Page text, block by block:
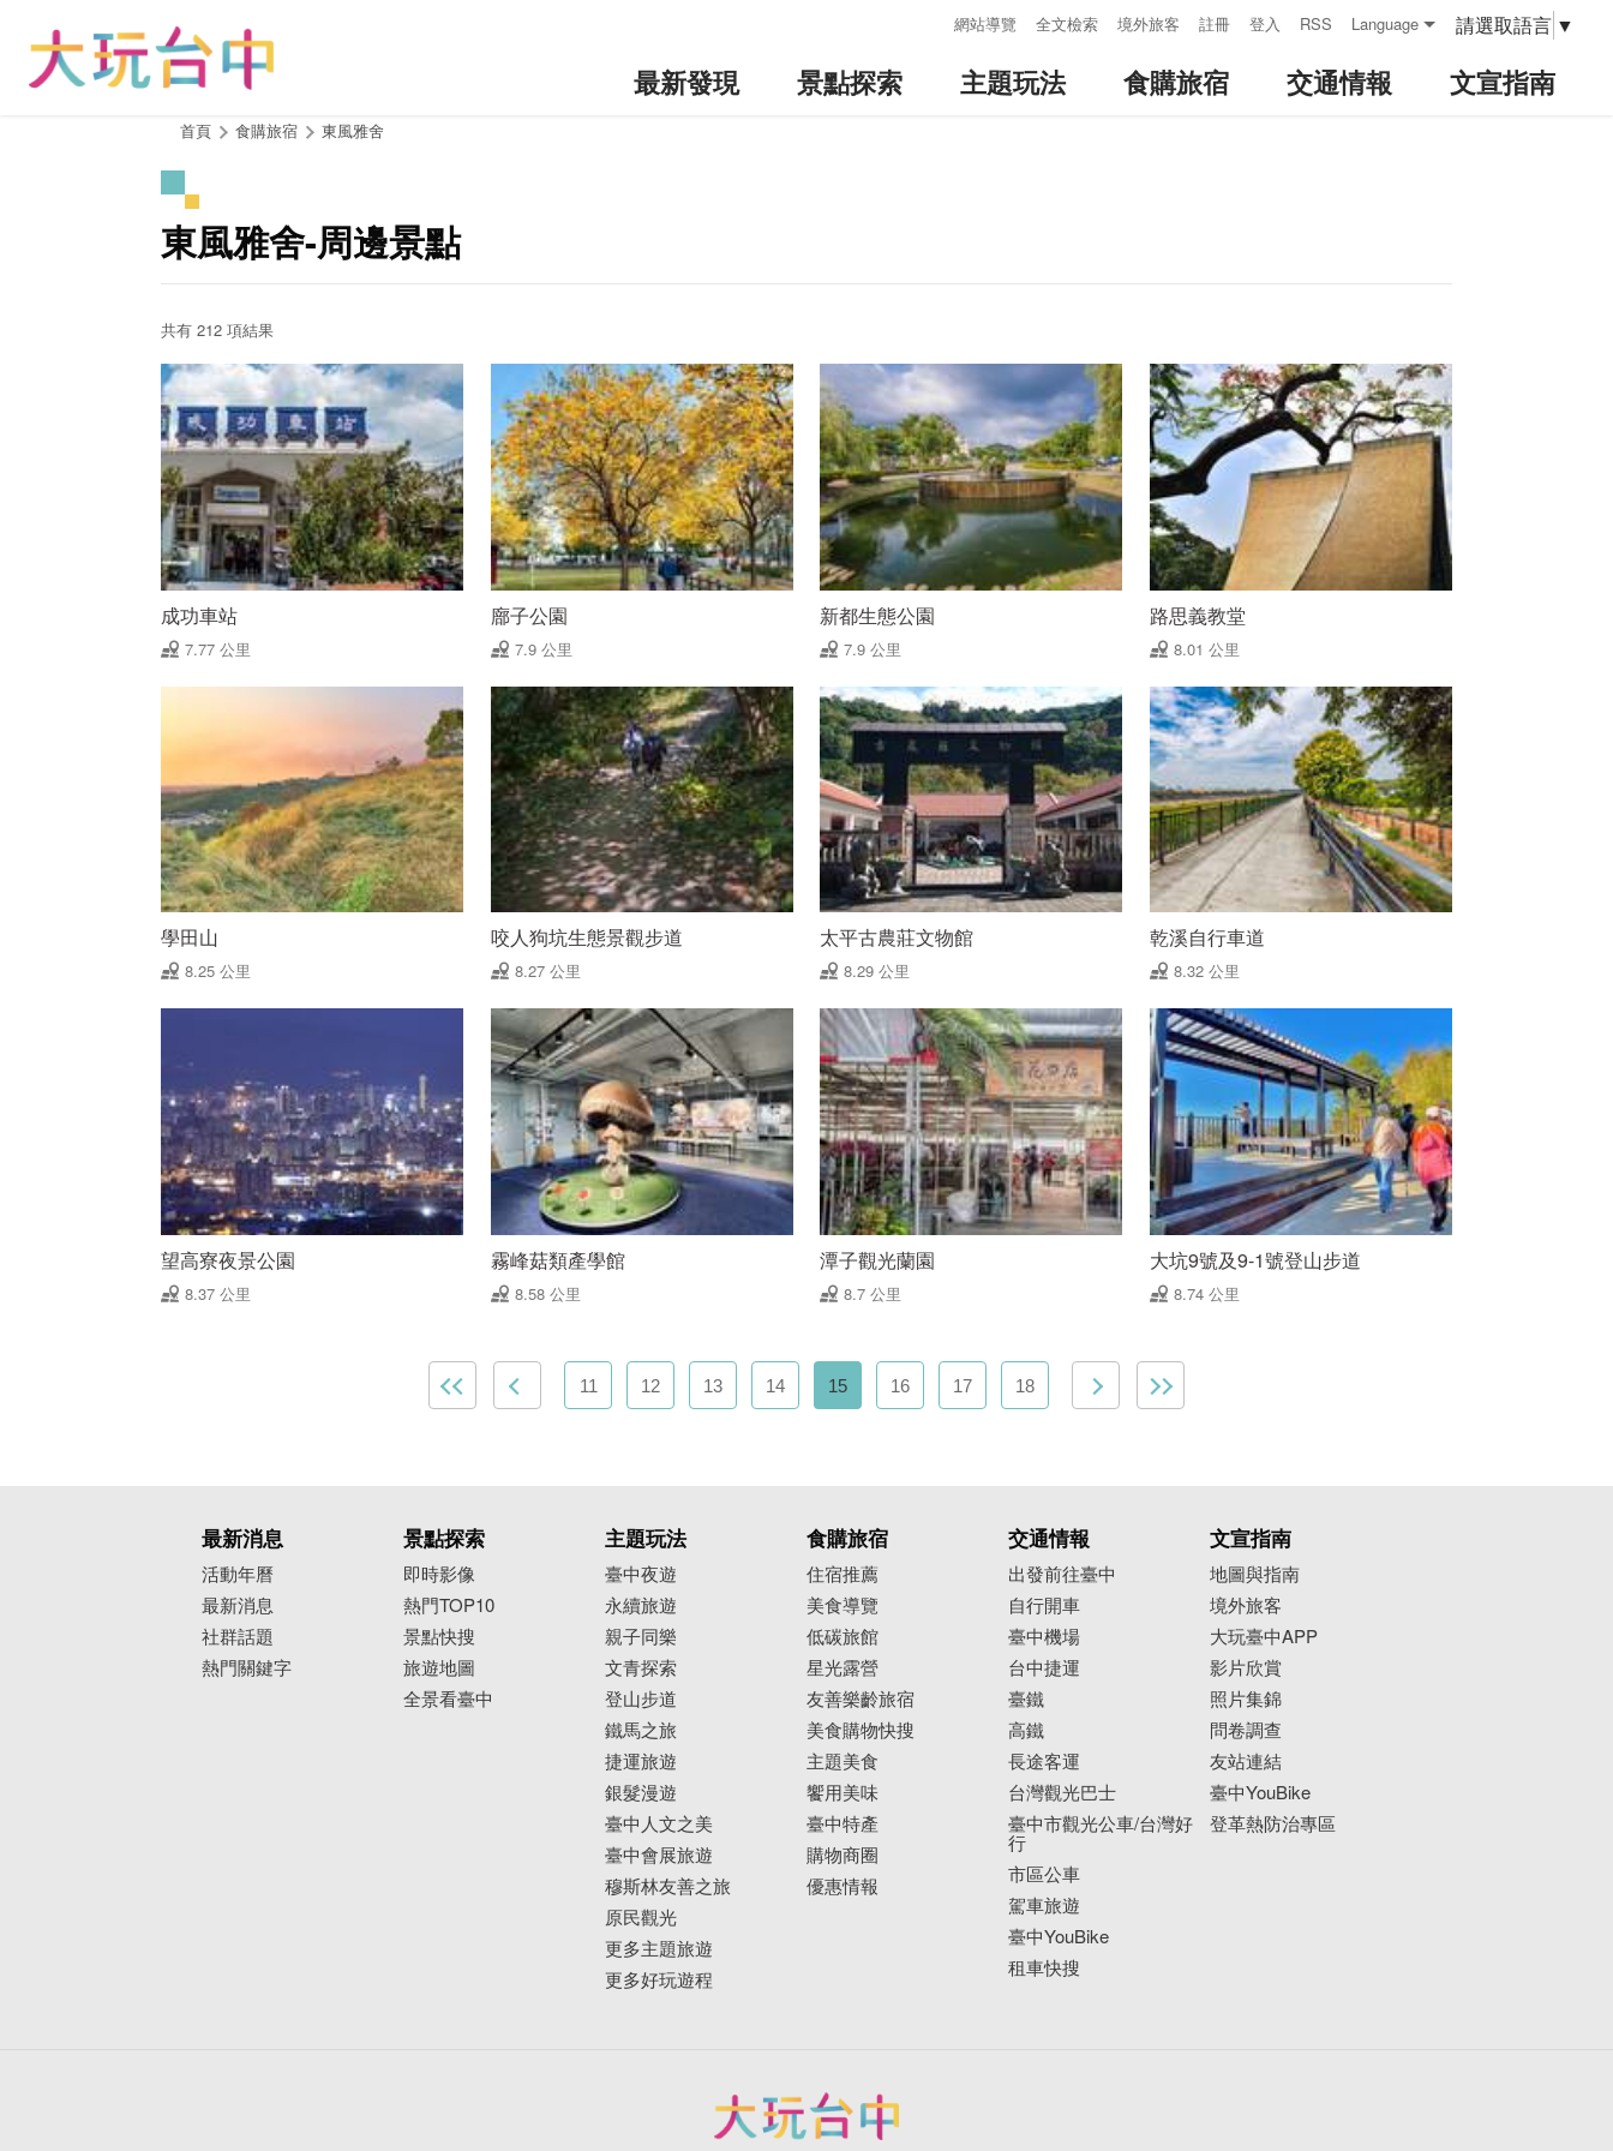
網站導覽 全文檢索 境外旅客 註冊 登入 RSS Language 請選取語言 ▼
最新發現 景點探索 主題玩法 食購旅宿 交通情報 文宣指南
首頁 食購旅宿 東風雅舍
東風雅舍-周邊景點
共有 212 項結果
成功車站
7.77 公里
廍子公園
7.9 公里
新都生態公園
7.9 公里
路思義教堂
8.01 公里
學田山
8.25 公里
咬人狗坑生態景觀步道
8.27 公里
太平古農莊文物館
8.29 公里
乾溪自行車道
8.32 公里
望高寮夜景公園
8.37 公里
霧峰菇類產學館
8.58 公里
潭子觀光蘭園
8.7 公里
大坑9號及9-1號登山步道
8.74 公里
11 12 13 14 15 16 17 18
最新消息
活動年曆
最新消息
社群話題
熱門關鍵字
景點探索
即時影像
熱門TOP10
景點快搜
旅遊地圖
全景看臺中
主題玩法
臺中夜遊
永續旅遊
親子同樂
文青探索
登山步道
鐵馬之旅
捷運旅遊
銀髮漫遊
臺中人文之美
臺中會展旅遊
穆斯林友善之旅
原民觀光
更多主題旅遊
更多好玩遊程
食購旅宿
住宿推薦
美食導覽
低碳旅館
星光露營
友善樂齡旅宿
美食購物快搜
主題美食
饗用美味
臺中特產
購物商圈
優惠情報
交通情報
出發前往臺中
自行開車
臺中機場
台中捷運
臺鐵
高鐵
長途客運
台灣觀光巴士
臺中市觀光公車/台灣好
行
市區公車
駕車旅遊
臺中YouBike
租車快搜
文宣指南
地圖與指南
境外旅客
大玩臺中APP
影片欣賞
照片集錦
問卷調查
友站連結
臺中YouBike
登革熱防治專區